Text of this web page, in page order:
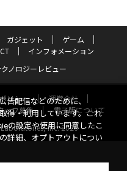
ガジェット
ゲーム
インフォメーション
ノロジーレビュー
リシー
運営会社
ッフ募集
電子版について
Laboratories, Inc. 2026
告配信などのために、
得・利用しています。これ
の設定や使用に同意したこ
詳細、オプトアウトについ